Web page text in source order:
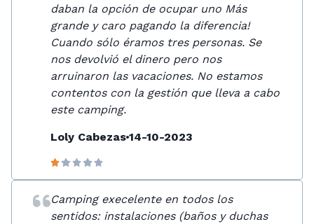
daban la opción de ocupar uno Más
grande y caro pagando la diferencia!
Cuando sólo éramos tres personas. Se
nos devolvió el dinero pero nos
arruinaron las vacaciones. No estamos
contentos con la gestión que lleva a cabo
este camping.
Loly Cabezas 14-10-2023
Camping execelente en todos los
sentidos: instalaciones (baños y duchas